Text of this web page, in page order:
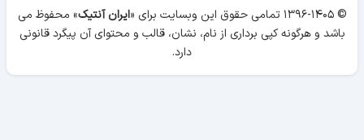
پوست صداها ( ممبرانوفون / Membranophones ) :
تولید صدا
در ساز های این رده با ارتعاش پوست طبیعی یا مصنوعی صورت
© ۱۳۹۶-۱۴۰۵ تمامی حقوق این وبسایت برای «
ایران آنتیک» محفوظ می
باشد و هرگونه کپی برداری از نام، نشان، قالب و محتوای آن پیگرد قانونی
دارد.